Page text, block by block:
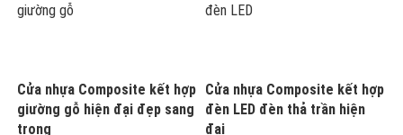
Cửa nhựa Composite kết hợp
giường gỗ hiện đại đẹp sang
trọng
Cửa nhựa Composite kết hợp
đèn LED đèn thả trần hiện
đại